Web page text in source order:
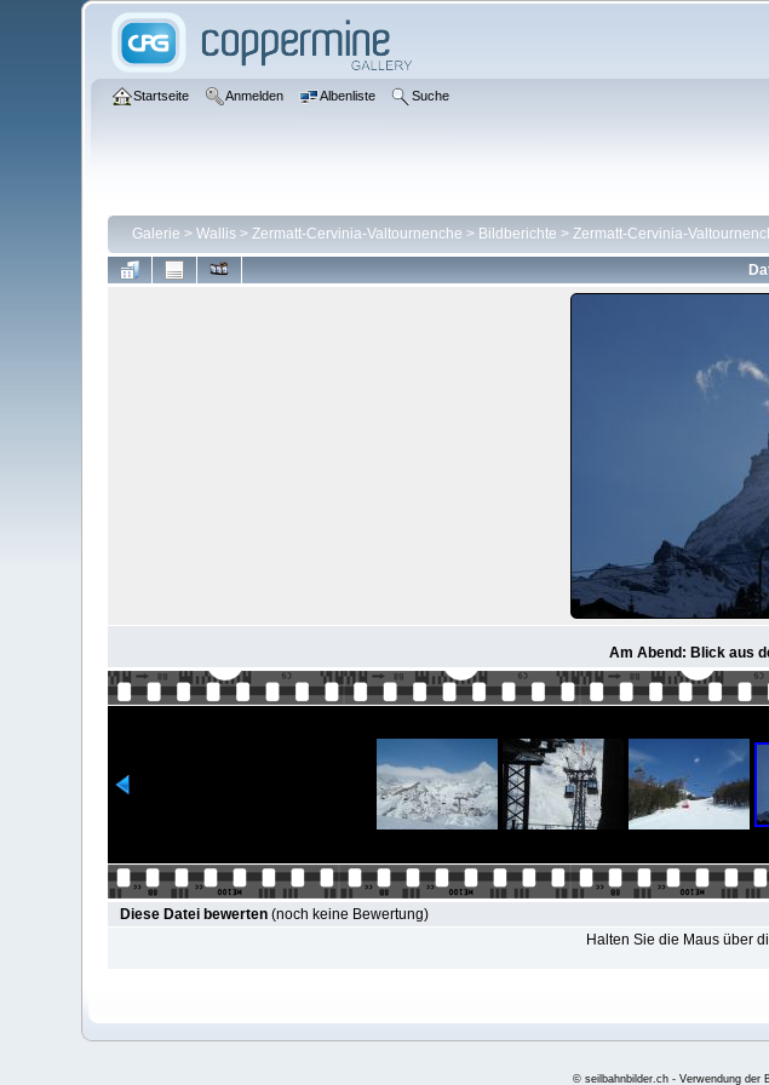
Startseite Anmelden Albenliste Suche
Galerie > Wallis> Zermatt-Cervinia-Valtournenche > Bildberichte > Zermatt-Cervinia-
Am Abend: Blick aus
Diese Datei bewerten(noch keine Bewertung)
Halten Sie die Maus über
© seilbahnbilder.ch - Verwendung der